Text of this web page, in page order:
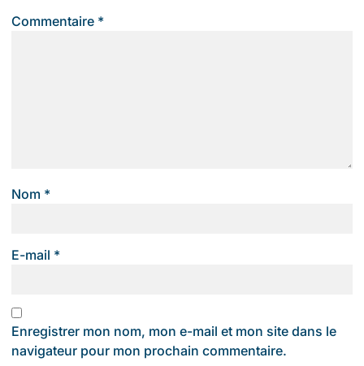
Commentaire *
Nom *
E-mail *
Enregistrer mon nom, mon e-mail et mon site dans le
navigateur pour mon prochain commentaire.